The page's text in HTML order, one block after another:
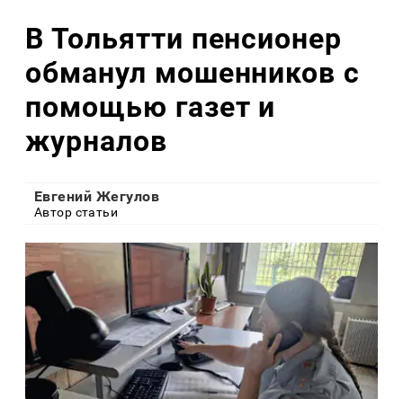
В Тольятти пенсионер
обманул мошенников с
помощью газет и
журналов
Евгений Жегулов
Автор статьи